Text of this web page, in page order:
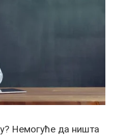
Немогуће да ништа